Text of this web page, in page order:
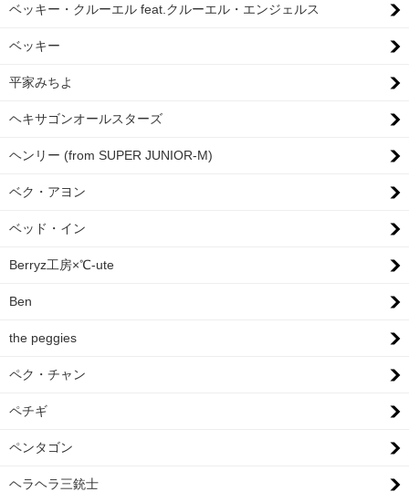
ベッキー・クルーエル feat.クルーエル・エンジェルス
ベッキー
平家みちよ
ヘキサゴンオールスターズ
ヘンリー (from SUPER JUNIOR-M)
ベク・アヨン
ベッド・イン
Berryz工房×℃-ute
Ben
the peggies
ペク・チャン
ペチギ
ペンタゴン
ヘラヘラ三銃士